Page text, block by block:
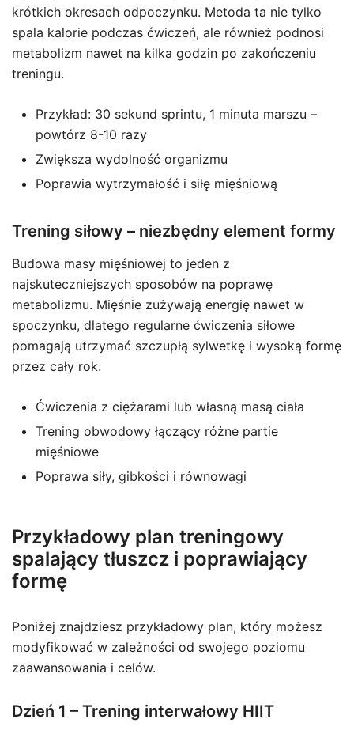
krótkich okresach odpoczynku. Metoda ta nie tylko
spala kalorie podczas ćwiczeń, ale również podnosi
metabolizm nawet na kilka godzin po zakończeniu
treningu.
Przykład: 30 sekund sprintu, 1 minuta marszu –
powtórz 8-10 razy
Zwiększa wydolność organizmu
Poprawia wytrzymałość i siłę mięśniową
Trening siłowy – niezbędny element formy
Budowa masy mięśniowej to jeden z
najskuteczniejszych sposobów na poprawę
metabolizmu. Mięśnie zużywają energię nawet w
spoczynku, dlatego regularne ćwiczenia siłowe
pomagają utrzymać szczupłą sylwetkę i wysoką formę
przez cały rok.
Ćwiczenia z ciężarami lub własną masą ciała
Trening obwodowy łączący różne partie
mięśniowe
Poprawa siły, gibkości i równowagi
Przykładowy plan treningowy
spalający tłuszcz i poprawiający
formę
Poniżej znajdziesz przykładowy plan, który możesz
modyfikować w zależności od swojego poziomu
zaawansowania i celów.
Dzień 1 – Trening interwałowy HIIT